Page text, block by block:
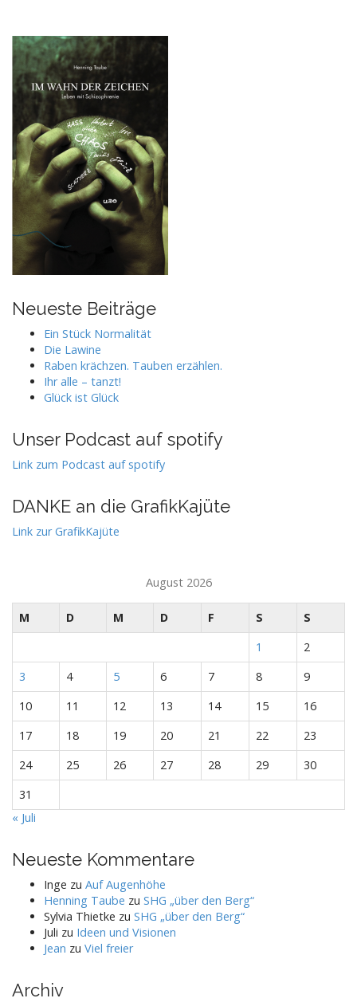
Neueste Beiträge
Ein Stück Normalität
Die Lawine
Raben krächzen. Tauben erzählen.
Ihr alle – tanzt!
Glück ist Glück
Unser Podcast auf spotify
Link zum Podcast auf spotify
DANKE an die GrafikKajüte
Link zur GrafikKajüte
August 2026
M D M D F S
S
1
2
3
4 5 6 7 8
9
10
11 12 13 14 15
16
17
18 19 20 21 22
23
24
25 26 27 28 29
30
31
« Juli
Neueste Kommentare
Inge zu Auf Augenhöhe
Henning Taube zu SHG „über den Berg“
Sylvia Thietke zu SHG „über den Berg“
Juli zu Ideen und Visionen
Jean zu Viel freier
Archiv